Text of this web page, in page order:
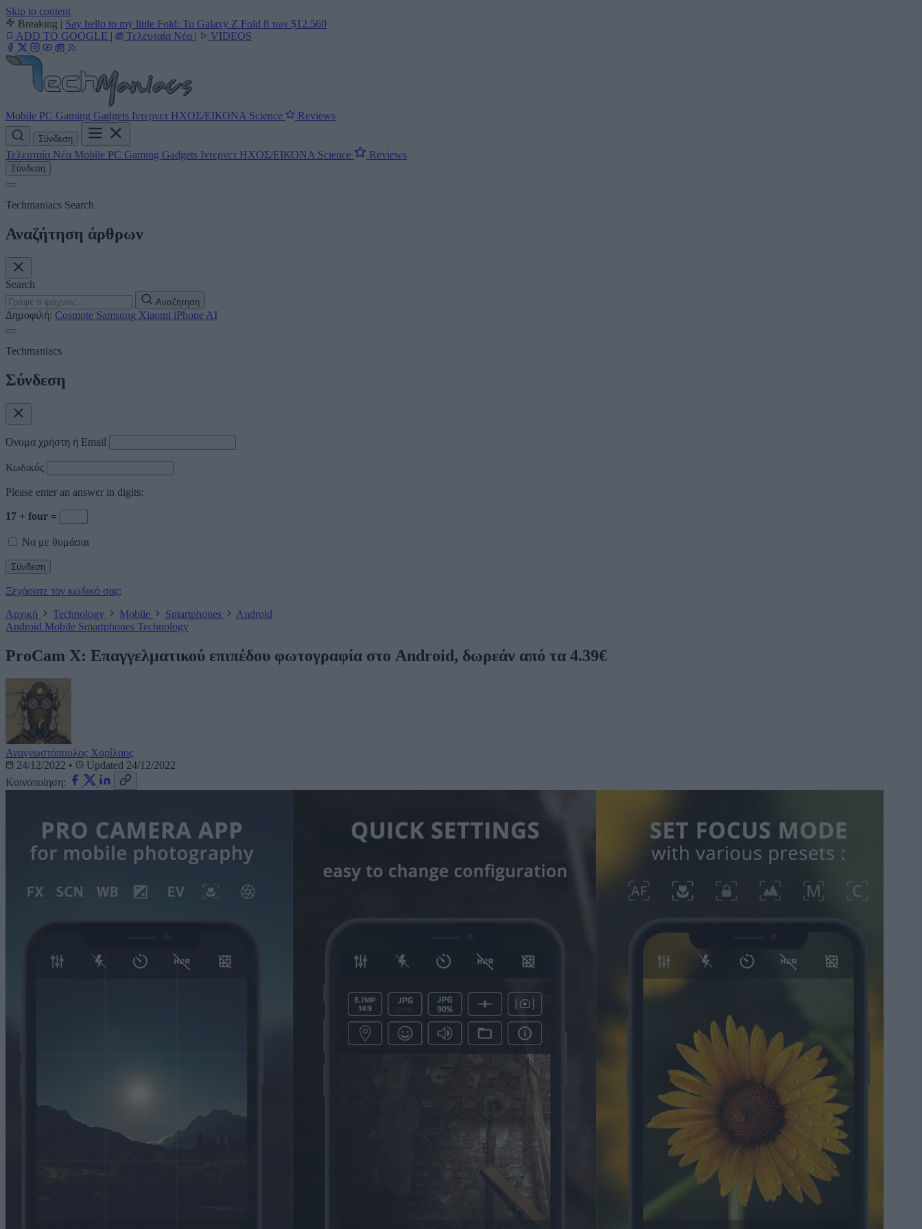
Skip to content
Breaking | Say hello to my little Fold: Το Galaxy Z Fold 8 των $12.560
ADD TO GOOGLE | Τελευταία Νέα | VIDEOS
Mobile PC Gaming Gadgets Ιντερνετ ΗΧΟΣ/ΕΙΚΟΝΑ Science Reviews
Σύνδεση
Τελευταία Νέα Mobile PC Gaming Gadgets Ιντερνετ ΗΧΟΣ/ΕΙΚΟΝΑ Science Reviews
Σύνδεση
Techmaniacs Search
Αναζήτηση άρθρων
Search
Αναζήτηση
Δημοφιλή: Cosmote Samsung Xiaomi iPhone AI
Techmaniacs
Σύνδεση
Όνομα χρήστη ή Email
Κωδικός
Please enter an answer in digits:
17 + four =
Να με θυμάσαι
Ξεχάσατε τον κωδικό σας;
Αρχική
Technology Mobile Smartphones
Android
Android Mobile Smartphones Technology
ProCam X: Επαγγελματικού επιπέδου φωτογραφία στο Android, δωρεάν από τα 4.39€
Αναγνωστόπουλος Χαρίλαος
24/12/2022 •
Updated 24/12/2022
Κοινοποίηση: